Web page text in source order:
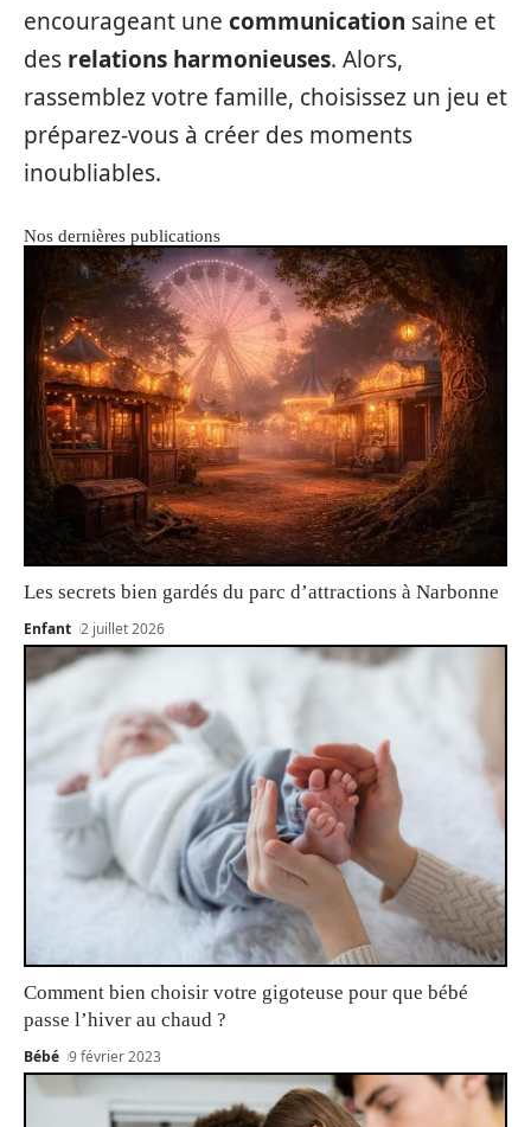
encourageant une communication saine et
des relations harmonieuses. Alors,
rassemblez votre famille, choisissez un jeu et
préparez-vous à créer des moments
inoubliables.
Nos dernières publications
Les secrets bien gardés du parc d’attractions à Narbonne
Enfant 2 juillet 2026
Comment bien choisir votre gigoteuse pour que bébé
passe l’hiver au chaud ?
Bébé 9 février 2023